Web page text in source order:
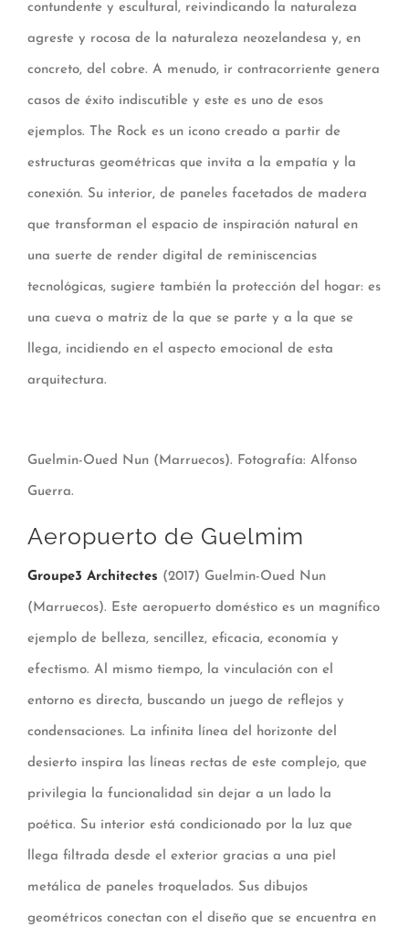
contundente y escultural, reivindicando la naturaleza
agreste y rocosa de la naturaleza neozelandesa y, en
concreto, del cobre. A menudo, ir contracorriente genera
casos de éxito indiscutible y este es uno de esos
ejemplos. The Rock es un icono creado a partir de
estructuras geométricas que invita a la empatía y la
conexión. Su interior, de paneles facetados de madera
que transforman el espacio de inspiración natural en
una suerte de render digital de reminiscencias
tecnológicas, sugiere también la protección del hogar: es
una cueva o matriz de la que se parte y a la que se
llega, incidiendo en el aspecto emocional de esta
arquitectura.
Guelmin-Oued Nun (Marruecos). Fotografía: Alfonso
Guerra.
Aeropuerto de Guelmim
Groupe3 Architectes (2017) Guelmin-Oued Nun
(Marruecos). Este aeropuerto doméstico es un magnífico
ejemplo de belleza, sencillez, eficacia, economía y
efectismo. Al mismo tiempo, la vinculación con el
entorno es directa, buscando un juego de reflejos y
condensaciones. La infinita línea del horizonte del
desierto inspira las líneas rectas de este complejo, que
privilegia la funcionalidad sin dejar a un lado la
poética. Su interior está condicionado por la luz que
llega filtrada desde el exterior gracias a una piel
metálica de paneles troquelados. Sus dibujos
geométricos conectan con el diseño que se encuentra en